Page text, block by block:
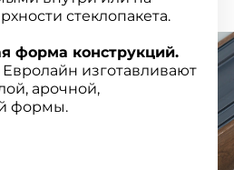
стеклопакета.
форма конструкций.
изготавливают
арочной,
формы.